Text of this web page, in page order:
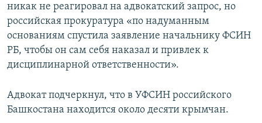
никак не реагировал на адвокатский запрос, но
российская прокуратура «по надуманным
основаниям спустила заявление начальнику ФСИН
РБ, чтобы он сам себя наказал и привлек к
дисциплинарной ответственности».
Адвокат подчеркнул, что в УФСИН российского
Башкостана находится около десяти крымчан.